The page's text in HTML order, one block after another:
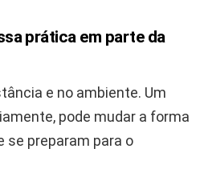
prática em parte da
e no ambiente. Um
pode mudar a forma
se preparam para o